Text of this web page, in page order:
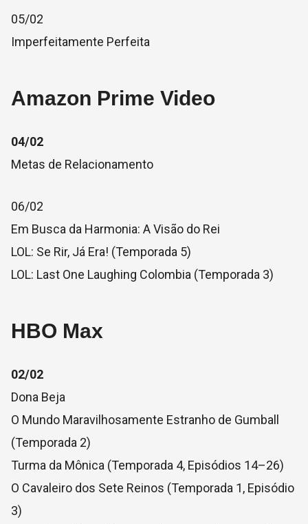
05/02
Imperfeitamente Perfeita
Amazon Prime Video
04/02
Metas de Relacionamento
06/02
Em Busca da Harmonia: A Visão do Rei
LOL: Se Rir, Já Era! (Temporada 5)
LOL: Last One Laughing Colombia (Temporada 3)
HBO Max
02/02
Dona Beja
O Mundo Maravilhosamente Estranho de Gumball
(Temporada 2)
Turma da Mônica (Temporada 4, Episódios 14–26)
O Cavaleiro dos Sete Reinos (Temporada 1, Episódio
3)